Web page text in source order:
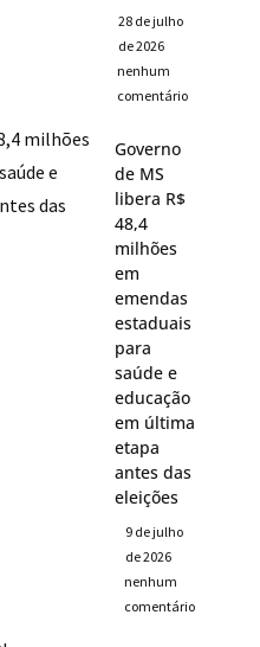
28 de julho
de 2026
nenhum
comentário
Governo
de MS
libera R$
48,4
milhões
em
emendas
estaduais
para
saúde e
educação
em última
etapa
antes das
eleições
9 de julho
de 2026
nenhum
comentário